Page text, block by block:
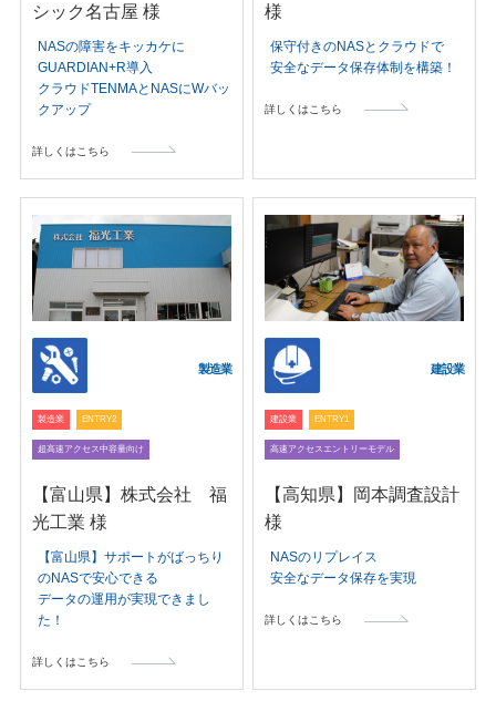
シック名古屋 様
NASの障害をキッカケに
GUARDIAN+R導入
クラウドTENMAとNASにWバッ
クアップ
詳しくはこちら
様
保守付きのNASとクラウドで
安全なデータ保存体制を構築！
詳しくはこちら
製造業
製造業 ENTRY2
超高速アクセス中容量向け
【富山県】株式会社 福
光工業 様
【富山県】サポートがばっちり
のNASで安心できる
データの運用が実現できまし
た！
詳しくはこちら
建設業
建設業 ENTRY1
高速アクセスエントリーモデル
【高知県】岡本調査設計
様
NASのリプレイス
安全なデータ保存を実現
詳しくはこちら